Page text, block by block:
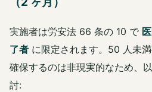
実施者は労安法 66 条の 10 で
了者 に限定されます。50 人未
確保するのは非現実的なため、
討: